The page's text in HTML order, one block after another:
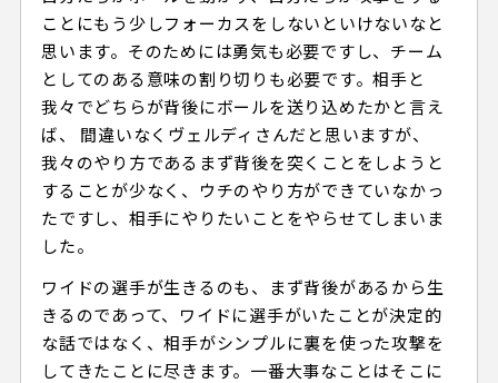
ことにもう少しフォーカスをしないといけないなと
思います。そのためには勇気も必要ですし、チーム
としてのある意味の割り切りも必要です。相手と
我々でどちらが背後にボールを送り込めたかと言え
ば、 間違いなくヴェルディさんだと思いますが、
我々のやり方であるまず背後を突くことをしようと
することが少なく、ウチのやり方ができていなかっ
たですし、相手にやりたいことをやらせてしまいま
した。
ワイドの選手が生きるのも、まず背後があるから生
きるのであって、ワイドに選手がいたことが決定的
な話ではなく、相手がシンプルに裏を使った攻撃を
してきたことに尽きます。一番大事なことはそこに